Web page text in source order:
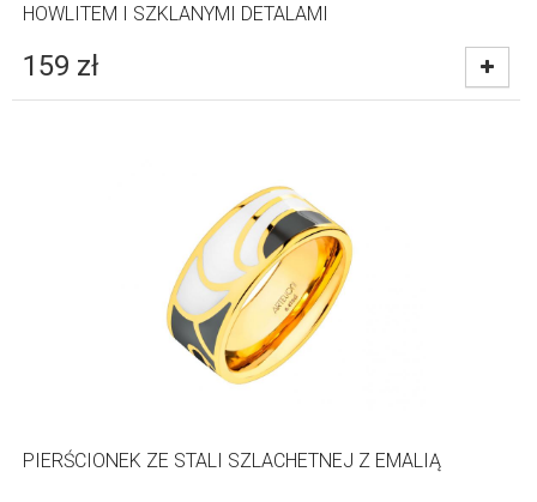
HOWLITEM I SZKLANYMI DETALAMI
159 zł
PIERŚCIONEK ZE STALI SZLACHETNEJ Z EMALIĄ